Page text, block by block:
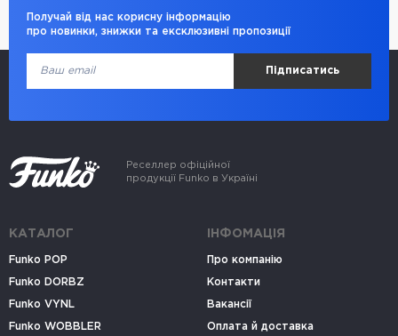
Получай від нас корисну інформацію
про новинки, знижки та ексклюзивні пропозиції
Підписатись
Реселлер офіційної
продукції Funko в Україні
КАТАЛОГ
Funko POP
Funko DORBZ
Funko VYNL
Funko WOBBLER
ІНФОМАЦІЯ
Про компанію
Контакти
Вакансії
Оплата й доставка